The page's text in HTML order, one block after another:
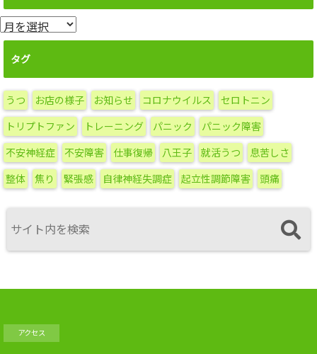
月
別
ー
カ
イ
ブ
タグ
うつ お店の様子 お知らせ コロナウイルス セロトニン
トリプトファン トレーニング パニック パニック障害
不安神経症 不安障害 仕事復帰 八王子 就活うつ 息苦しさ
整体 焦り 緊張感 自律神経失調症 起立性調節障害 頭痛
アクセス